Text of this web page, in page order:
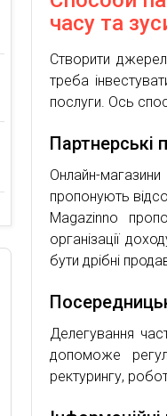
часу та
Створити
треба
послуги. Ось
Партнерські
Онлайн-
пропонують
Magazinno
організації
бути дрібні
Делегування
допоможе
ректурингу,